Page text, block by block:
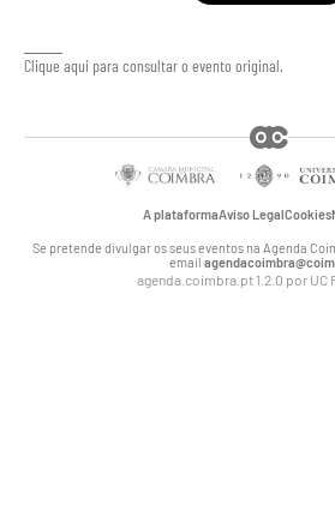
Clique aqui para consultar o evento original.
A plataformaAviso LegalCookies
Se pretende divulgar os seus eventos na Agenda
email
agenda.coimbra.pt 1.2.0 por UC